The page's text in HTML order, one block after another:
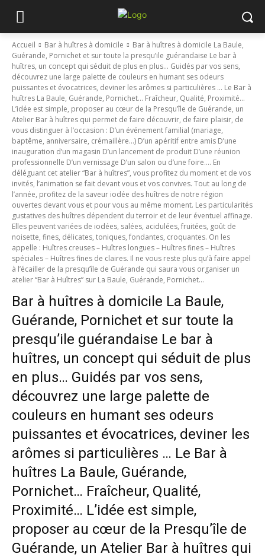
Accueil Bar à huîtres à domicile
Bar à huîtres à domicile La Baule,
Guérande, Pornichet et sur toute la presqu’ile guérandaise Le bar à
huîtres, un concept qui séduit de plus en plus… Guidés par vos sens,
découvrez une large palette de couleurs en humant ses odeurs
puissantes et évocatrices, deviner les arômes si particulières … Le Bar à
huîtres La Baule, Guérande, Pornichet… Fraîcheur, Qualité, Proximité…
L’idée est simple, proposer au cœur de la Presqu’île de Guérande, un
Atelier Bar à huîtres qui permet de faire découvrir, de faire plaisir, de
vous distinguer à l’occasion : D’un événement familial (mariage,
baptême, anniversaire, crémaillère…) D’un apéritif entre amis D’une
inauguration d’un magasin D’un lancement de produit D’une réunion
professionnelle D’un vernissage D’un salon ou d’une foire…. En
déléguant cet atelier “Bar à huîtres”, vous profitez du moment et de vos
invités, l’animation se fait devant vous et vos convives. Tout au long de
l’année, profitez de la saveur iodée des huîtres de notre région
ouvertes devant vous et pour vous au même moment. Les particularités
gustatives des huîtres dépendent du terroir et de leur éventuel affinage.
Elles peuvent variées de iodées, salées, acidulées, fruitées, goût de
noisette, fines, délicates, toniques, fondantes, croquantes. On les
appelle : Huîtres creuses – Huîtres longues – Huîtres fines – Huîtres
spéciales – Huîtres fines de claires. Il ne vous reste plus qu’à faire appel
à l’écailler de la presqu’île de Guérande qui saura vous organiser un
atelier “Bar à Huîtres” sur La Baule, Guérande, Pornichet…
Bar à huîtres à domicile La Baule,
Guérande, Pornichet et sur toute la
presqu’ile guérandaise Le bar à
huîtres, un concept qui séduit de plus
en plus… Guidés par vos sens,
découvrez une large palette de
couleurs en humant ses odeurs
puissantes et évocatrices, deviner les
arômes si particulières … Le Bar à
huîtres La Baule, Guérande,
Pornichet… Fraîcheur, Qualité,
Proximité… L’idée est simple,
proposer au cœur de la Presqu’île de
Guérande, un Atelier Bar à huîtres qui